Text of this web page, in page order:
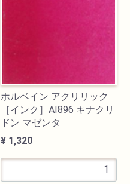
ホルベイン アクリリック
［インク］AI896 キナクリ
ドン マゼンタ
¥ 1,320